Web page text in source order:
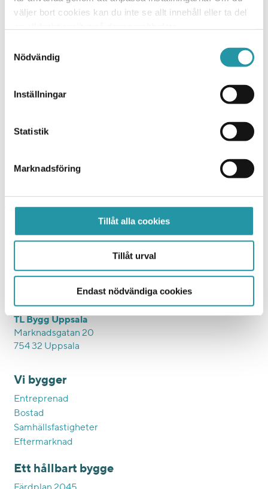
väljer bort cookies kan du inte se allt innehåll eller ta del
Nödvändig
Inställningar
Statistik
Marknadsföring
Tillåt alla cookies
Tillåt urval
Endast nödvändiga cookies
Vill du veta mer?
Hesselmans Torg 5
010-788 24 00
TL Bygg Uppsala
Marknadsgatan 20
754 32 Uppsala
Vi bygger
Entreprenad
Bostad
Samhällsfastigheter
Eftermarknad
Ett hållbart bygge